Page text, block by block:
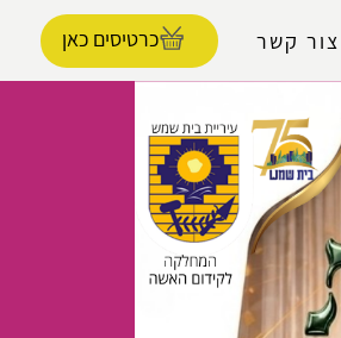
צור קשר כרטיסים כאן